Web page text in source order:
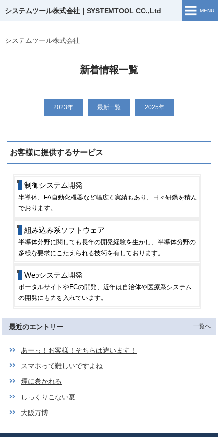
システムツール株式会社｜SYSTEMTOOL CO.,Ltd
システムツール株式会社
MENU
採用情報
ブログ
採用TOP
新着情報一覧
2023年 最新一覧 2025年
お客様に提供するサービス
制御システム開発
半導体、FA自動化機器など幅広く実績もあり、日々研鑽を積ん
でおります。
組み込み系ソフトウェア
半導体分野に関しても長年の開発経験を生かし、半導体分野の
多様な要求にこたえられる技術を有しております。
Webシステム開発
ポータルサイトやECの開発、近年は自治体や医療系システム
の開発にも力を入れています。
最近のエントリー 一覧へ
あーっ！お客様！そちらは違います！
スマホって難しいですよね
煙に巻かれる
しっくりこない夏
大阪万博